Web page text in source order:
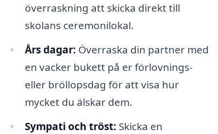
överraskning att skicka direkt till
skolans ceremonilokal.
Års dagar: Överraska din partner med
en vacker bukett på er förlovnings-
eller bröllopsdag för att visa hur
mycket du älskar dem.
Sympati och tröst: Skicka en